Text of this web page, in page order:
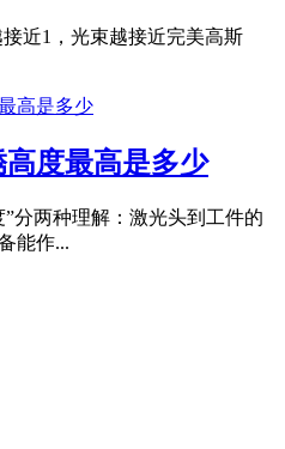
接近1，光束越接近完美高斯
度最高是多少
分两种理解：激光头到工件的
能作...